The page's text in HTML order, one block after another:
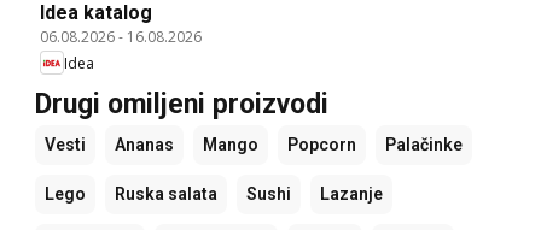
Idea katalog
06.08.2026- 16.08.2026
Idea
Drugi omiljeni proizvodi
Vesti Ananas Mango Popcorn Palačinke
Lego Ruska salata Sushi Lazanje